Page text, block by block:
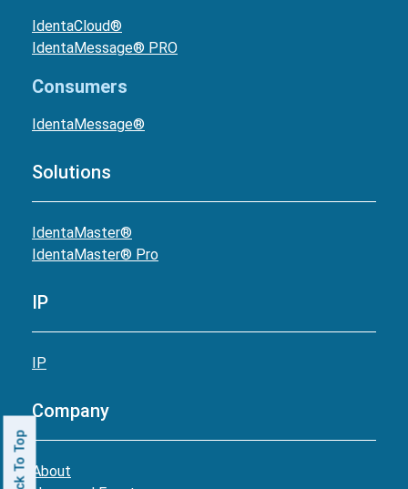
IdentaCloud®
IdentaMessage® PRO
Consumers
IdentaMessage®
Solutions
IdentaMaster®
IdentaMaster® Pro
IP
IP
Company
About
Back To Top